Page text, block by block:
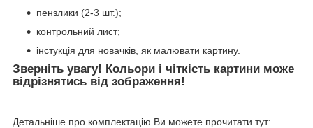
пензлики (2-3 шт.);
контрольний лист;
інстукція для новачків, як малювати картину.
Зверніть увагу! Кольори і чіткість картини може
відрізнятись від зображення!
Детальніше про комплектацію Ви можете прочитати тут: